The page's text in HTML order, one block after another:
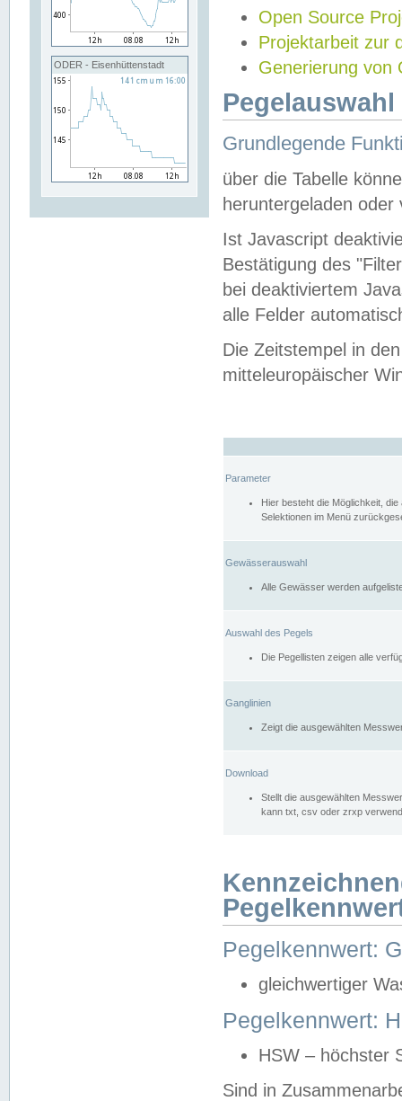
ODER - Eisenhüttenstadt
Open Source
Projektarbeit zur
Generierung von
Grundlegende
über die Tabelle
heruntergeladen oder
Ist Javascript
Bestätigung des
bei deaktiviertem
alle Felder
Die Zeitstempel in
mitteleuropäischer
Parameter
Hier besteht die Möglichkeit,
Selektionen im Menü
Gewässerauswahl
Alle Gewässer werden
Auswahl des Pegels
Die Pegellisten zeigen alle
Ganglinien
Zeigt die ausgewählten
Download
Stellt die ausgewählten
kann txt, csv oder zrxp
Pegelkennwert:
gleichwertiger
Pegelkennwert:
HSW – höchster
Sind in